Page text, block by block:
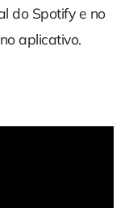
do Spotify e no
aplicativo.